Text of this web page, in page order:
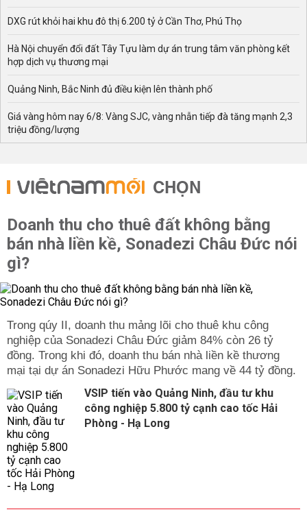
- Đất dính quy hoạch phổ biến là những khu đất được
quy hoạch có chức năng sử dụng: Đất cây xanh, đất mặt
nước, đất công cộng, đất giao thông, đất làm bệnh viện,
- Các loại đất này sẽ không được xây dựng công trình có
chức năng ở, hoặc sẽ được giải tỏa khi nhà nước sử
dụng đến theo quy hoạch.
DXG rút khỏi hai khu đô thị 6.200 tỷ ở Cần Thơ, Phú Thọ
Hà Nội chuyển đổi đất Tây Tựu làm dự án trung tâm văn phòng kết
hợp dịch vụ thương mại
Quảng Ninh, Bắc Ninh đủ điều kiện lên thành phố
Giá vàng hôm nay 6/8: Vàng SJC, vàng nhẫn tiếp đà tăng mạnh 2,3
triệu đồng/lượng
CHỌN
Doanh thu cho thuê đất không bằng
bán nhà liền kề, Sonadezi Châu Đức nói
gì?
Trong qúy II, doanh thu mảng lõi cho thuê khu công
nghiệp của Sonadezi Châu Đức giảm 84% còn 26 tỷ
đồng. Trong khi đó, doanh thu bán nhà liền kề thương
mại tại dự án Sonadezi Hữu Phước mang về 44 tỷ đồng.
VSIP tiến vào Quảng Ninh, đầu tư khu
công nghiệp 5.800 tỷ cạnh cao tốc Hải
Phòng - Hạ Long